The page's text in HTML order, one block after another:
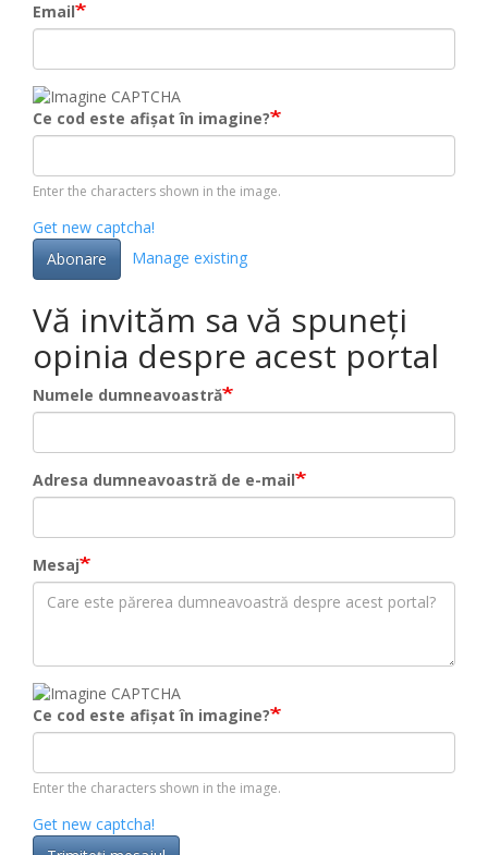
Email
Ce cod este afișat în imagine?
Enter the characters shown in the image.
Get new captcha!
Abonare
Manage existing
Vă invităm sa vă spuneți
opinia despre acest portal
Numele dumneavoastră
Adresa dumneavoastră de e-mail
Mesaj
Ce cod este afișat în imagine?
Enter the characters shown in the image.
Get new captcha!